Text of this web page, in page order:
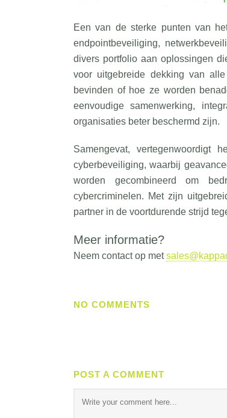
Een van de sterke punten van
endpointbeveiliging,
divers portfolio aan oplossingen
voor uitgebreide dekking van
bevinden of hoe ze worden
eenvoudige samenwerking,
organisaties beter beschermd zijn.
Samengevat, vertegenwoordigt
cyberbeveiliging, waarbij
worden gecombineerd om
cybercriminelen. Met zijn
partner in de voortdurende strijd
Meer informatie?
Neem contact op met
NO COMMENTS
POST A COMMENT